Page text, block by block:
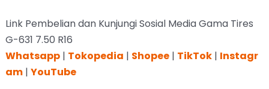
Link Pembelian dan Kunjungi Sosial Media Gama Tires
G-631 7.50 R16
Whatsapp| Tokopedia | Shopee| TikTok| Instagr
am| YouTube